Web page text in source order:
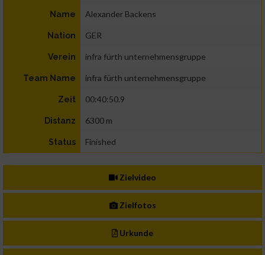
Name Alexander Backens
Nation GER
Verein infra fürth unternehmensgruppe
Team Name infra fürth unternehmensgruppe
Zeit 00:40:50.9
Distanz 6300 m
Status Finished
Zielvideo
Zielfotos
Urkunde